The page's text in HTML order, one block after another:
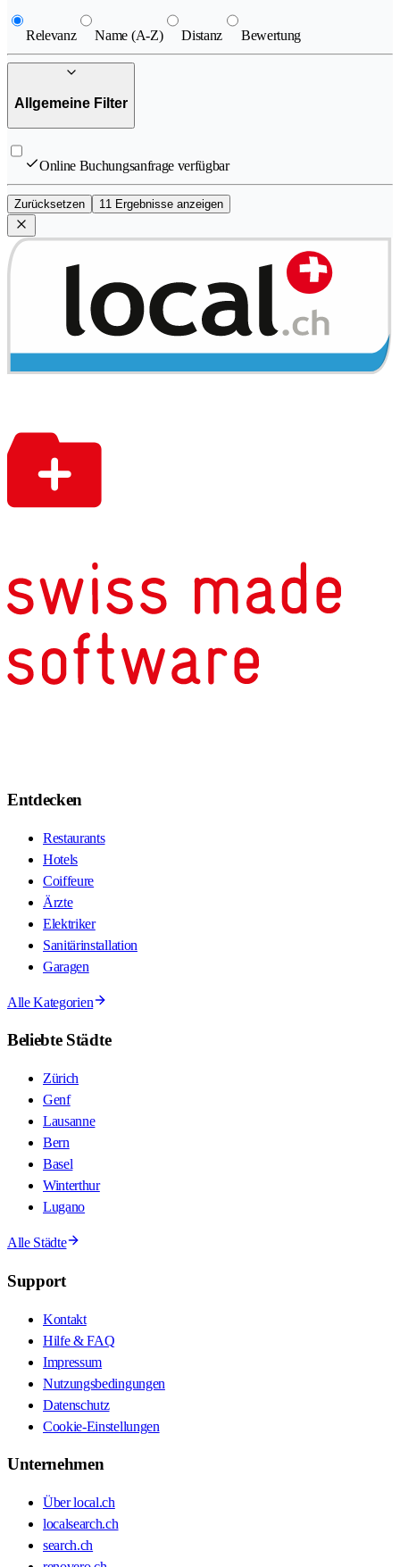
Relevanz Name (A-Z) Distanz Bewertung
Allgemeine Filter
Online Buchungsanfrage verfügbar
Zurücksetzen 11 Ergebnisse anzeigen
Entdecken
Restaurants
Hotels
Coiffeure
Ärzte
Elektriker
Sanitärinstallation
Garagen
Alle Kategorien
Beliebte Städte
Zürich
Genf
Lausanne
Bern
Basel
Winterthur
Lugano
Alle Städte
Support
Kontakt
Hilfe & FAQ
Impressum
Nutzungsbedingungen
Datenschutz
Cookie-Einstellungen
Unternehmen
Über local.ch
localsearch.ch
search.ch